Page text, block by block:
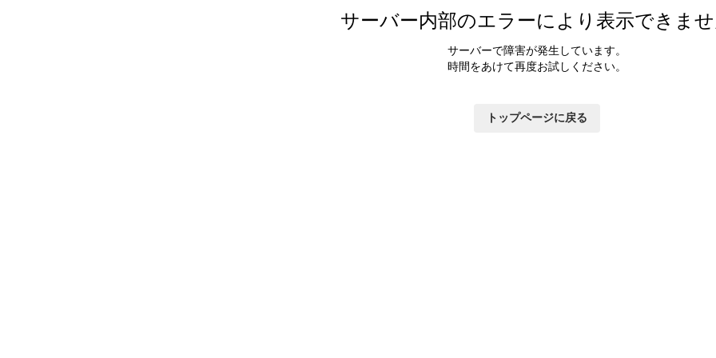
サーバー内部のエラーにより表示できま
サーバーで障害が発生しています。
時間をあけて再度お試しください。
トップページに戻る